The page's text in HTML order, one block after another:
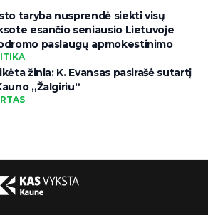
taryba nusprendė siekti visų
esančio seniausio Lietuvoje
paslaugų apmokestinimo
žinia: K. Evansas pasirašė sutartį
„Žalgiriu“